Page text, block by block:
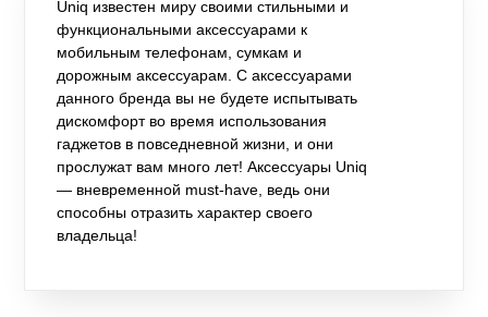
Uniq известен миру своими стильными и
функциональными аксессуарами к
мобильным телефонам, сумкам и
дорожным аксессуарам. С аксессуарами
данного бренда вы не будете испытывать
дискомфорт во время использования
гаджетов в повседневной жизни, и они
прослужат вам много лет! Аксессуары Uniq
— вневременной must-have, ведь они
способны отразить характер своего
владельца!